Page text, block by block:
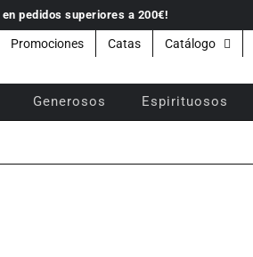
en pedidos superiores a 200€!
Promociones Catas Catálogo
Generosos Espirituosos